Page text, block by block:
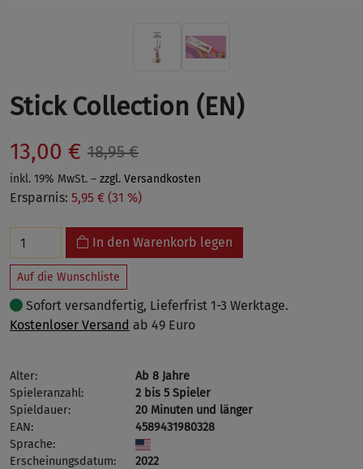
Stick Collection (EN)
13,00 € 18,95 €
inkl. 19% MwSt. – zzgl. Versandkosten
Ersparnis: 5,95 € (31 %)
In den Warenkorb legen
Auf die Wunschliste
Sofort versandfertig, Lieferfrist 1-3 Werktage.
Kostenloser Versand ab 49 Euro
Alter:
Ab 8 Jahre
Spieleranzahl:
2 bis 5 Spieler
Spieldauer:
20 Minuten und länger
EAN:
4589431980328
Sprache:
Erscheinungsdatum:
2022